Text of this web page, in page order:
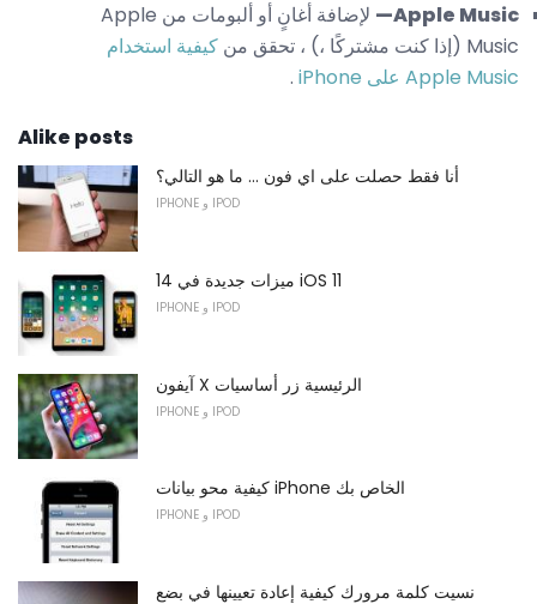
Apple Music—
لإضافة أغانٍ أو ألبومات من Apple
Music (إذا كنت مشتركًا ،) ، تحقق من
كيفية استخدام
Apple Music على iPhone
.
Alike posts
أنا فقط حصلت على اي فون ... ما هو التالي؟
IPHONE و IPOD
14 ميزات جديدة في iOS 11
IPHONE و IPOD
آيفون X الرئيسية زر أساسيات
IPHONE و IPOD
كيفية محو بيانات iPhone الخاص بك
IPHONE و IPOD
نسيت كلمة مرورك كيفية إعادة تعيينها في بضع